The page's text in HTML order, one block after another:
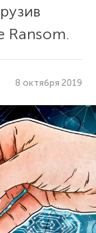
Ransom.
8 октября 2019